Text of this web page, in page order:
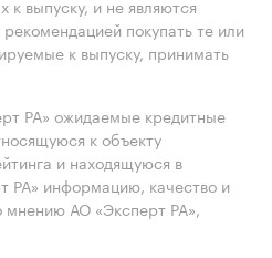
к выпуску, и не являются
покупать те или
к выпуску, принимать
РА» ожидаемые кредитные
к объекту
и находящуюся в
РА» информацию, качество и
мнению АО «Эксперт РА»,